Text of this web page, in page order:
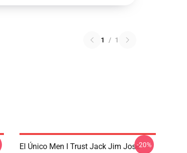
1 / 1
El Único Men I Trust Jack Jim Jose-20%